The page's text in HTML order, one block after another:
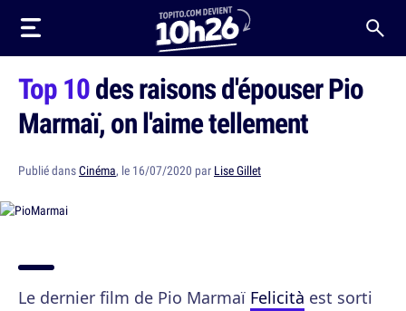
Top 10des raisons d'épouser Pio
Marmaï, on l'aime tellement
Publié dansCinéma, le 16/07/2020 par Lise Gillet
Le dernier film de Pio Marmaï Felicità est sorti